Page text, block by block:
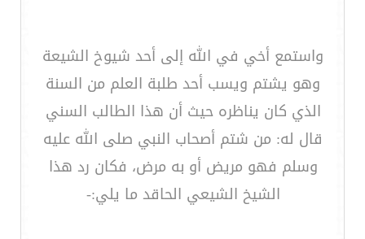
واستمع أخي في الله إلى أحد شيوخ الشيعة
وهو يشتم ويسب أحد طلبة العلم من السنة
الذي كان يناظره حيث أن هذا الطالب السني
قال له: من شتم أصحاب النبي صلى الله عليه
وسلم فهو مريض أو به مرض، فكان رد هذا
الشيخ الشيعي الحاقد ما يلي:-